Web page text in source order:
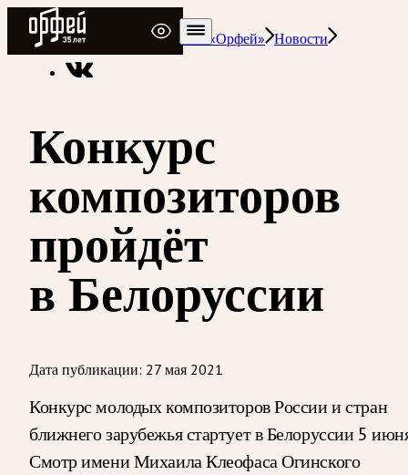
Радио Орфей
Радио классической музыки «Орфей» Новости
Конкурс
композиторов
пройдёт
в Белоруссии
Дата публикации: 27 мая 2021
Конкурс молодых композиторов России и стран
ближнего зарубежья стартует в Белоруссии 5
Смотр имени Михаила Клеофаса Огинского